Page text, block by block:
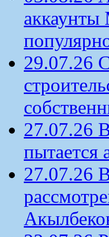
29.07.26
27.07.26
пытается
27.07.26